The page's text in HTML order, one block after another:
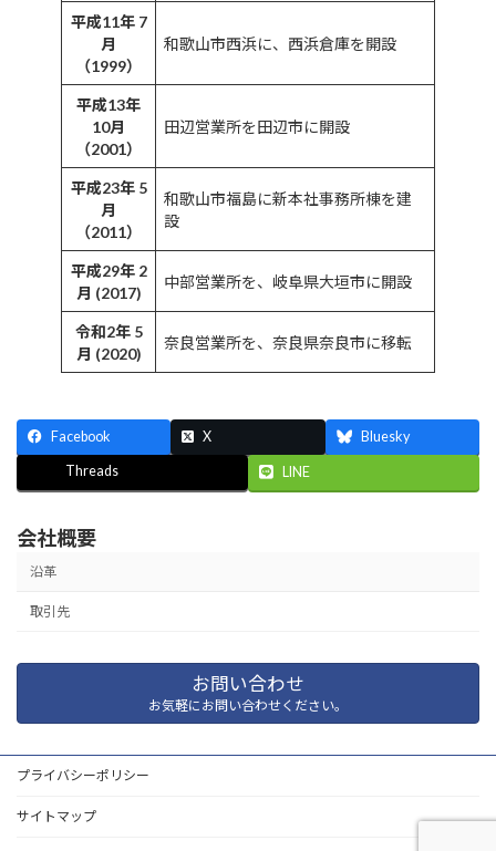
平成11年 7
月
（1999）
和歌山市西浜に、西浜倉庫を開設
平成13年
10月
（2001）
田辺営業所を田辺市に開設
平成23年 5
月
（2011）
和歌山市福島に新本社事務所棟を建
設
平成29年 2
月 (2017)
中部営業所を、岐阜県大垣市に開設
令和2年 5
月 (2020)
奈良営業所を、奈良県奈良市に移転
Facebook X Bluesky
Threads LINE
会社概要
沿革
取引先
お問い合わせ
お気軽にお問い合わせください。
プライバシーポリシー
サイトマップ